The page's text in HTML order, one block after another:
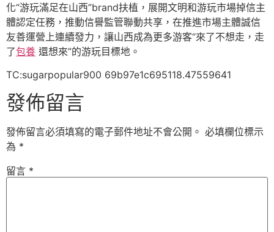
化“游玩滿足在山西”brand扶植，展開文明和游玩市場掉信主
體認定任務，推動信譽監管聯動共享，在推進市場主體誠信
友善運營上連續發力，讓山西成為更多游客“來了不想走，走
了包養 還想來”的游玩目標地。
TC:sugarpopular900 69b97e1c695118.47559641
發佈留言
發佈留言必須填寫的電子郵件地址不會公開。 必填欄位標示
為 *
留言 *